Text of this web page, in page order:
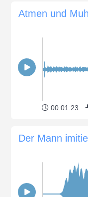
Atmen und
00:01:23
Der Mann